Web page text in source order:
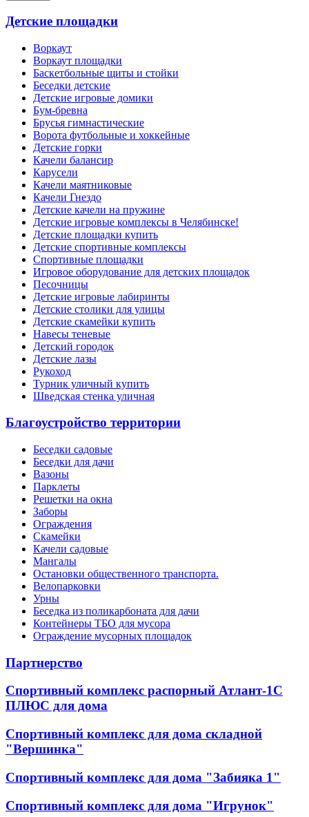
Детские площадки
Воркаут
Воркаут площадки
Баскетбольные щиты и стойки
Беседки детские
Детские игровые домики
Бум-бревна
Брусья гимнастические
Ворота футбольные и хоккейные
Детские горки
Качели балансир
Карусели
Качели маятниковые
Качели Гнездо
Детские качели на пружине
Детские игровые комплексы в Челябинске!
Детские площадки купить
Детские спортивные комплексы
Cпортивные площадки
Игровое оборудование для детских площадок
Песочницы
Детские игровые лабиринты
Детские столики для улицы
Детские скамейки купить
Навесы теневые
Детский городок
Детские лазы
Рукоход
Турник уличный купить
Шведская стенка уличная
Благоустройство территории
Беседки садовые
Беседки для дачи
Вазоны
Парклеты
Решетки на окна
Заборы
Ограждения
Скамейки
Качели садовые
Мангалы
Остановки общественного транспорта.
Велопарковки
Урны
Беседка из поликарбоната для дачи
Контейнеры ТБО для мусора
Ограждение мусорных площадок
Партнерство
Спортивный комплекс распорный Атлант-1С
ПЛЮС для дома
Спортивный комплекс для дома складной
"Вершинка"
Спортивный комплекс для дома "Забияка 1"
Спортивный комплекс для дома "Игрунок"